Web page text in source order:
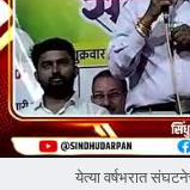
येत्या वर्षभरात